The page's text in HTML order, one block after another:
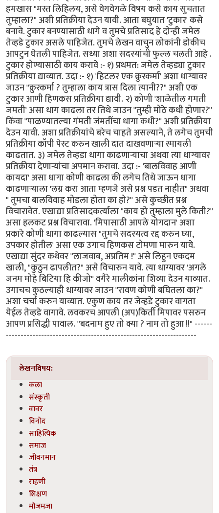
हमखास "मस्त लिहिलय, असे वेगवेगळे विषय कसे काय सुचतात
तुम्हाला?" अशी प्रतिक्रीया देउन यावी. आता बघुयात 'टुकार' कसे
बनावे. टुकार बनण्यासाठी धागे व तुमचे प्रतिसाद हे दोन्ही जमेल
तेव्हडे टुकार असले पाहिजेत. तुमचे लेखन वाचुन लोकांनी डोकीच
आपटुन घेतली पाहिजेत. सध्या अशा सदस्यांची फुल्ल चलती आहे .
टुकार होण्यासाठी काय करावे :- १) प्रथमत: जमेल तेव्हड्या टुकार
प्रतिक्रीया द्याव्यात. उदा :- १) 'हिटलर एक क्रुरकर्मा' अशा धाग्यावर
जाउन "क्रुरकर्मा ? तुम्हाला काय त्रास दिला त्यानी??" अशी एक
टुकार आणी हिणकस प्रतिक्रीया द्यावी. २) कोणी 'शाळेतील गमती
जमती' असा धाग काढला तर तिथे जाउन "तुम्ही मोठे कधी होणार?"
किंवा "पाळण्यातल्या गंमती जंमतींचा धागा कधी?" अशी प्रतिक्रीया
देउन यावी. अशा प्रतिक्रीयांचे बरेच चाहते असल्याने, ते लगेच तुमची
प्रतिक्रीया कॉपी पेस्ट करुन खाली दात दाखवणार्‍या स्मायली
काढतात. ३) जमेल तेव्हडा धागा काढणार्‍याचा अथवा त्या धाग्यावर
प्रतिक्रीया देणार्‍यांचा अपमान करावा. उदा :- 'बालविवाह आणी
कायदा' असा धागा कोणी काढला की लगेच तिथे जाऊन धागा
काढणार्‍याला 'लग्न करा आता म्हणजे असे प्रश्न पडत नाहीत" अथवा
" तुमचा बालविवाह मोडला होता का हो?" असे कुच्छीत प्रश्न
विचारावेत. एखाद्या प्रतिसादकर्त्याला "काय हो तुम्हाला मुले किती?"
असा हलकट प्रश्न विचारावा. 'मिपासाठी आपले योगदान' अशा
प्रकारे कोणी धागा काढल्यास "तुमचे सदस्यत्व रद्द करुन घ्या,
उपकार होतील' असा एक उगाच हिणकस टोमणा मारुन यावे.
एखाद्या सुंदर कथेवर "लाजवाब, अप्रतिम !" असे लिहुन एकदम
खाली, "कुठुन ढापलीत?" असे विचारुन यावे. त्या धाग्यावर 'अगले
जनम मोहे बिटिया हि कीजो" वगैरे मालीकांना शिव्या देउन याव्यात.
उगाचच कुठल्याही धाग्यावर जाउन "रावण कोणी बघितला का?"
अशा चर्चा करुन याव्यात. एकुण काय तर जेव्हडे टुकार वागता
येईल तेव्हडे वागावे. लवकरच आपली (अप)किर्ती मिपावर पसरुन
आपण प्रसिद्धी पावाल. "बदनाम हुए तो क्या ? नाम तो हुआ !!" ------
-----------------------------------------------------------------
लेखनविषय:
कला
संस्कृती
वावर
विनोद
साहित्यिक
समाज
जीवनमान
तंत्र
राहणी
शिक्षण
मौजमजा